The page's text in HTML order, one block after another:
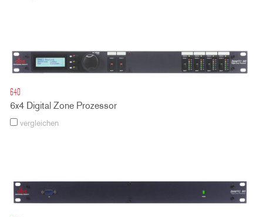
640
6x4 Digital Zone Prozessor
vergleichen